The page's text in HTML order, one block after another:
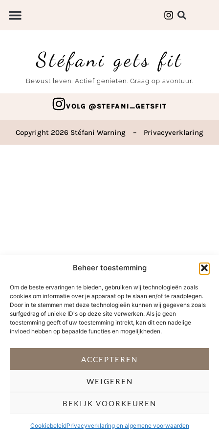
Beheer toestemming
Om de beste ervaringen te bieden, gebruiken wij technologieën zoals
cookies om informatie over je apparaat op te slaan en/of te raadplegen.
Door in te stemmen met deze technologieën kunnen wij gegevens zoals
surfgedrag of unieke ID's op deze site verwerken. Als je geen
toestemming geeft of uw toestemming intrekt, kan dit een nadelige
invloed hebben op bepaalde functies en mogelijkheden.
ACCEPTEREN
WEIGEREN
BEKIJK VOORKEUREN
CookiebeleidPrivacyverklaring en algemene voorwaarden
Stéfani gets fit
Bewust leven. Actief genieten. Graag op avontuur.
VOLG @STEFANI_GETSFIT
Copyright 2026 Stéfani Warning – Privacyverklaring